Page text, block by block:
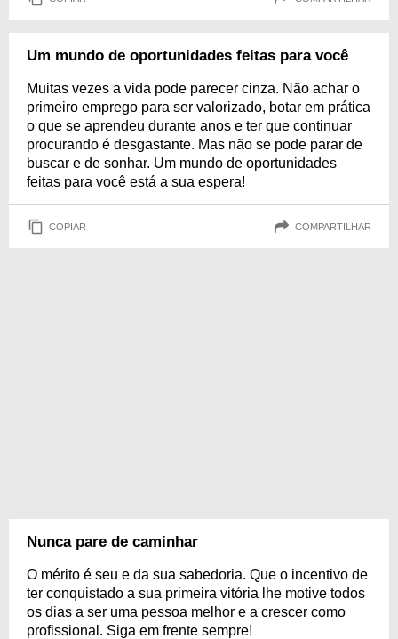
Um mundo de oportunidades feitas para você
Muitas vezes a vida pode parecer cinza. Não achar o
primeiro emprego para ser valorizado, botar em prática
o que se aprendeu durante anos e ter que continuar
procurando é desgastante. Mas não se pode parar de
buscar e de sonhar. Um mundo de oportunidades
feitas para você está a sua espera!
COPIAR COMPARTILHAR
Nunca pare de caminhar
O mérito é seu e da sua sabedoria. Que o incentivo de
ter conquistado a sua primeira vitória lhe motive todos
os dias a ser uma pessoa melhor e a crescer como
profissional. Siga em frente sempre!